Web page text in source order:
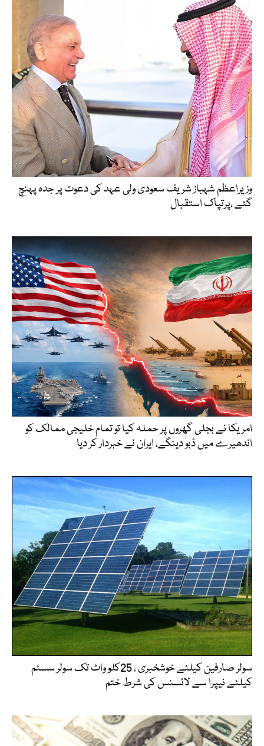
وزیراعظم شہباز شریف سعودی ولی عہد کی دعوت پر جدہ پہنچ
گئے ،پرتپاک استقبال
امریکا نے بجلی گھروں پر حملہ کیا تو تمام خلیجی ممالک کو
اندھیرے میں ڈبو دینگے، ایران نے خبردار کر دیا
سولر صارفین کیلئے خوشخبری ، 25کلو واٹ تک سولر سسٹم
کیلئے نیپرا سے لائسنس کی شرط ختم